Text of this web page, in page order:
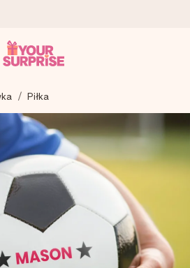
z troską i wysyłamy go w mgnieniu
go dać dokładnie we
kiedy ma to największe znaczenie
+15 000 opinii)
Klienci oceniają nas na 4,7 w
Piłka